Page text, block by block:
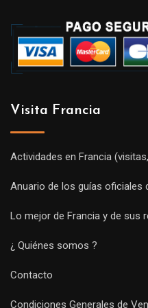
Visita Francia
Actividades en Francia
Anuario de los guías oficiales
Lo mejor de Francia y de sus
¿ Quiénes somos ?
Contacto
Condiciones Generales de